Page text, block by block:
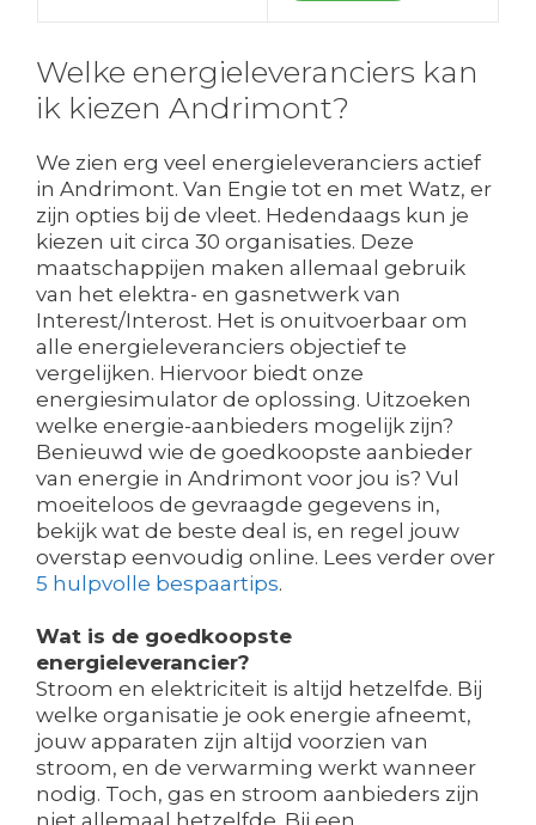
Welke energieleveranciers kan
ik kiezen Andrimont?
We zien erg veel energieleveranciers actief
in Andrimont. Van Engie tot en met Watz, er
zijn opties bij de vleet. Hedendaags kun je
kiezen uit circa 30 organisaties. Deze
maatschappijen maken allemaal gebruik
van het elektra- en gasnetwerk van
Interest/Interost. Het is onuitvoerbaar om
alle energieleveranciers objectief te
vergelijken. Hiervoor biedt onze
energiesimulator de oplossing. Uitzoeken
welke energie-aanbieders mogelijk zijn?
Benieuwd wie de goedkoopste aanbieder
van energie in Andrimont voor jou is? Vul
moeiteloos de gevraagde gegevens in,
bekijk wat de beste deal is, en regel jouw
overstap eenvoudig online. Lees verder over
5 hulpvolle bespaartips.
Wat is de goedkoopste
energieleverancier?
Stroom en elektriciteit is altijd hetzelfde. Bij
welke organisatie je ook energie afneemt,
jouw apparaten zijn altijd voorzien van
stroom, en de verwarming werkt wanneer
nodig. Toch, gas en stroom aanbieders zijn
niet allemaal hetzelfde. Bij een